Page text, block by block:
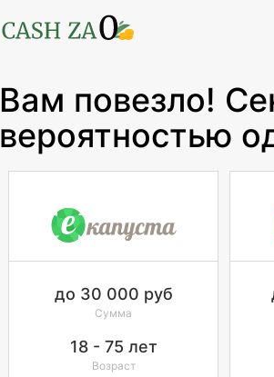
Вам повезло!
вероятностью
до 30 000 руб
Сумма
18 - 75 лет
Возраст